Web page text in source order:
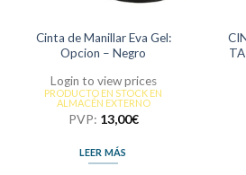
Cinta de Manillar Eva Gel:
Opcion – Negro
Login to view prices
PRODUCTO EN STOCK EN
ALMACÉN EXTERNO
PVP: 13,00€
LEER MÁS